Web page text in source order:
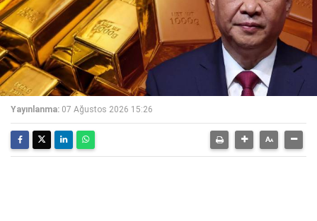
Yayınlanma: 07 Ağustos 2026 15:26